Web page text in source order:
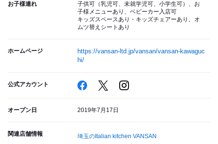
お子様連れ
子供可（乳児可、未就学児可、小学生可）、お
子様メニューあり、ベビーカー入店可
キッズスペースあり・キッズチェアーあり、オ
ムツ替えシートあり
ホームページ
https://vansan-ltd.jp/vansan/vansan-kawaguc
hi/
公式アカウント
オープン日 2019年7月17日
関連店舗情報
埼玉のItalian kitchen VANSAN